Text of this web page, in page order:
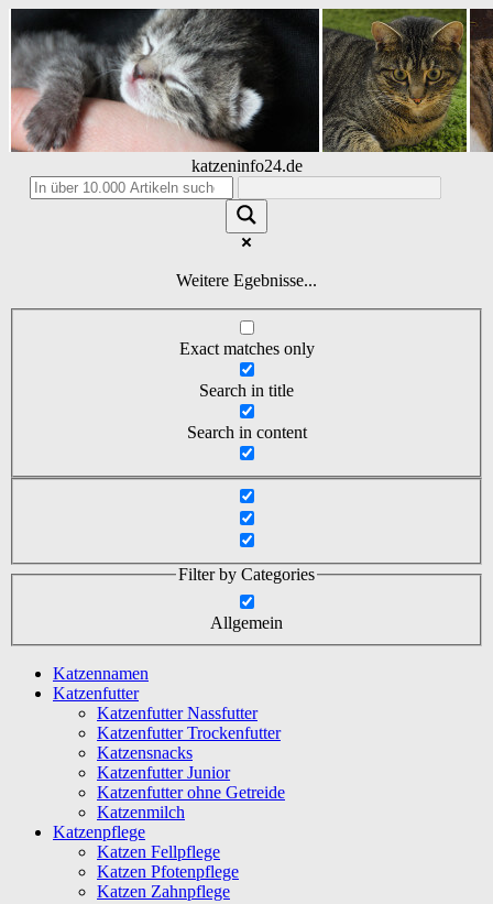
katzeninfo24.de
Weitere Egebnisse...
Exact matches only
Search in title
Search in content
Filter by Categories
Allgemein
Katzennamen
Katzenfutter
Katzenfutter Nassfutter
Katzenfutter Trockenfutter
Katzensnacks
Katzenfutter Junior
Katzenfutter ohne Getreide
Katzenmilch
Katzenpflege
Katzen Fellpflege
Katzen Pfotenpflege
Katzen Zahnpflege